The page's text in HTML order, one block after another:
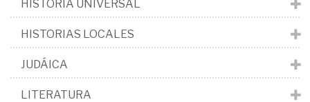
HISTORIA UNIVERSAL
HISTORIAS LOCALES
JUDÁICA
LITERATURA